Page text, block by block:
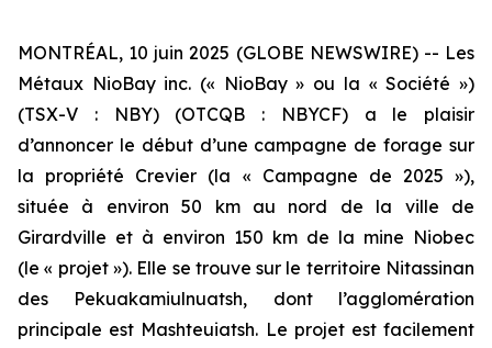
MONTRÉAL, 10 juin 2025 (GLOBE NEWSWIRE) -- Les
Métaux NioBay inc. (« NioBay » ou la « Société »)
(TSX-V : NBY) (OTCQB : NBYCF) a le plaisir
d’annoncer le début d’une campagne de forage sur
la propriété Crevier (la « Campagne de 2025 »),
située à environ 50 km au nord de la ville de
Girardville et à environ 150 km de la mine Niobec
(le « projet »). Elle se trouve sur le territoire Nitassinan
des Pekuakamiulnuatsh, dont l’agglomération
principale est Mashteuiatsh. Le projet est facilement